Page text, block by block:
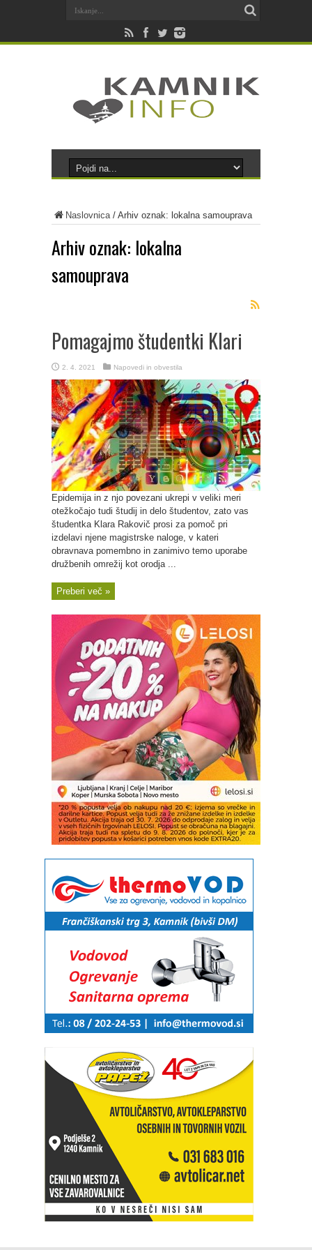
Naslovnica/ Arhiv oznak: lokalna samouprava
Arhiv oznak: lokalna
samouprava
Pomagajmo študentki Klari
2. 4. 2021 Napovedi in obvestila
Epidemija in z njo povezani ukrepi v veliki meri
otežkočajo tudi študij in delo študentov, zato vas
študentka Klara Rakovič prosi za pomoč pri
izdelavi njene magistrske naloge, v kateri
obravnava pomembno in zanimivo temo uporabe
družbenih omrežij kot orodja ...
Preberi več »